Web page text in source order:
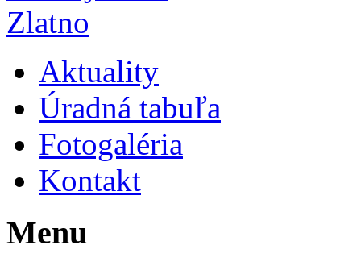
Aktuality
Úradná tabuľa
Fotogaléria
Kontakt
Menu